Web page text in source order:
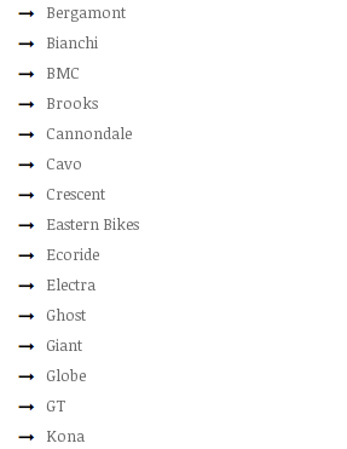
Bergamont
Bianchi
BMC
Brooks
Cannondale
Cavo
Crescent
Eastern Bikes
Ecoride
Electra
Ghost
Giant
Globe
GT
Kona